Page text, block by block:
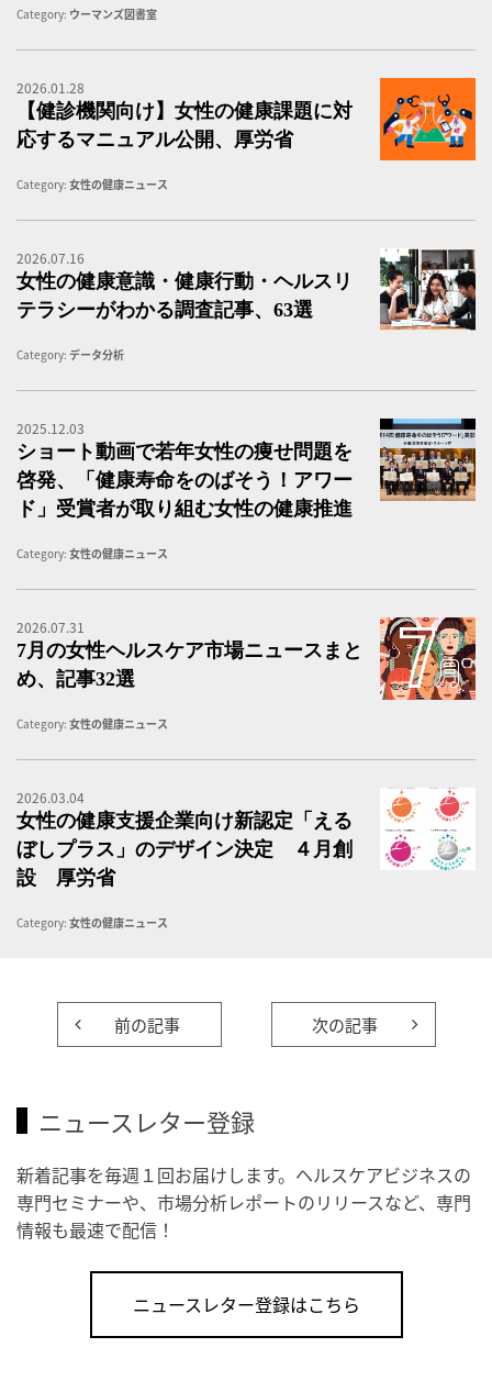
Category: ウーマンズ図書室
2026.01.28
【健診機関向け】女性の健康課題に対
応するマニュアル公開、厚労省
Category: 女性の健康ニュース
2026.07.16
女性の健康意識・健康行動・ヘルスリ
テラシーがわかる調査記事、63選
Category: データ分析
2025.12.03
ショート動画で若年女性の痩せ問題を
啓発、「健康寿命をのばそう！アワー
ド」受賞者が取り組む女性の健康推進
Category: 女性の健康ニュース
2026.07.31
7月の女性ヘルスケア市場ニュースまと
め、記事32選
Category: 女性の健康ニュース
2026.03.04
女性の健康支援企業向け新認定「える
ぼしプラス」のデザイン決定 ４月創
設 厚労省
Category: 女性の健康ニュース
前の記事 次の記事
ニュースレター登録
新着記事を毎週１回お届けします。ヘルスケアビジネスの
専門セミナーや、市場分析レポートのリリースなど、専門
情報も最速で配信！
ニュースレター登録はこちら